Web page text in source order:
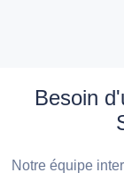
Besoin
Notre équipe